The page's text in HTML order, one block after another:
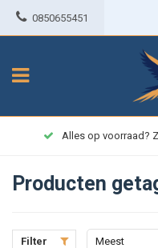
0850655451
Alles op voorraad?
Producten
Filter
Meest